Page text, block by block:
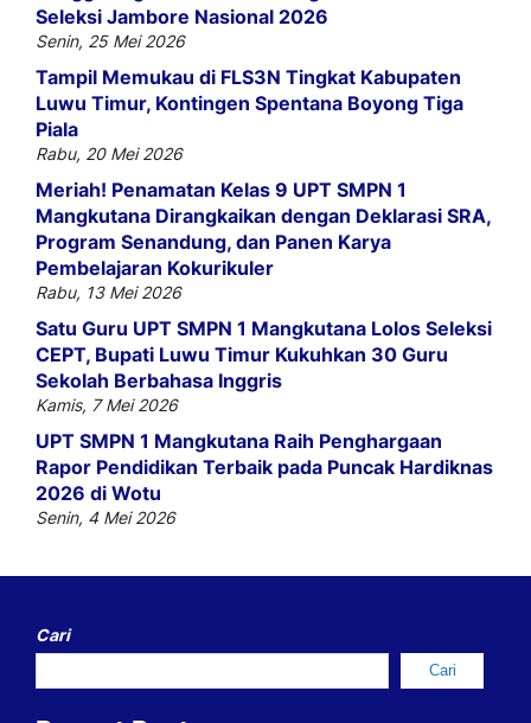
Seleksi Jambore Nasional 2026
Senin, 25 Mei 2026
Tampil Memukau di FLS3N Tingkat Kabupaten
Luwu Timur, Kontingen Spentana Boyong Tiga
Piala
Rabu, 20 Mei 2026
Meriah! Penamatan Kelas 9 UPT SMPN 1
Mangkutana Dirangkaikan dengan Deklarasi SRA,
Program Senandung, dan Panen Karya
Pembelajaran Kokurikuler
Rabu, 13 Mei 2026
Satu Guru UPT SMPN 1 Mangkutana Lolos Seleksi
CEPT, Bupati Luwu Timur Kukuhkan 30 Guru
Sekolah Berbahasa Inggris
Kamis, 7 Mei 2026
UPT SMPN 1 Mangkutana Raih Penghargaan
Rapor Pendidikan Terbaik pada Puncak Hardiknas
2026 di Wotu
Senin, 4 Mei 2026
Cari
Cari